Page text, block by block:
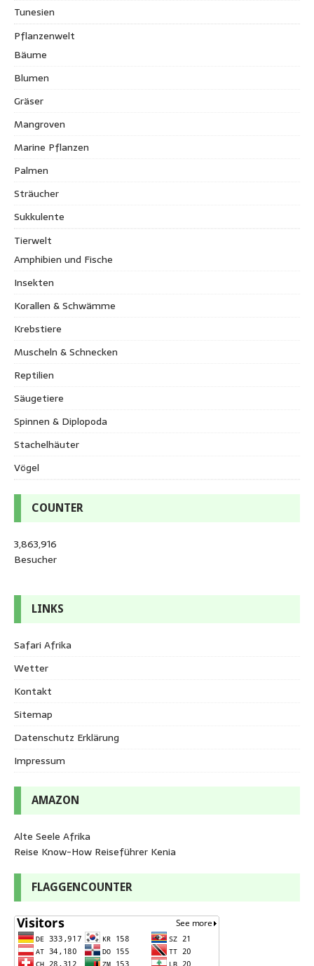
Tunesien
Pflanzenwelt
Bäume
Blumen
Gräser
Mangroven
Marine Pflanzen
Palmen
Sträucher
Sukkulente
Tierwelt
Amphibien und Fische
Insekten
Korallen & Schwämme
Krebstiere
Muscheln & Schnecken
Reptilien
Säugetiere
Spinnen & Diplopoda
Stachelhäuter
Vögel
COUNTER
3,863,916
Besucher
LINKS
Safari Afrika
Wetter
Kontakt
Sitemap
Datenschutz Erklärung
Impressum
AMAZON
Alte Seele Afrika
Reise Know-How Reiseführer Kenia
FLAGGENCOUNTER